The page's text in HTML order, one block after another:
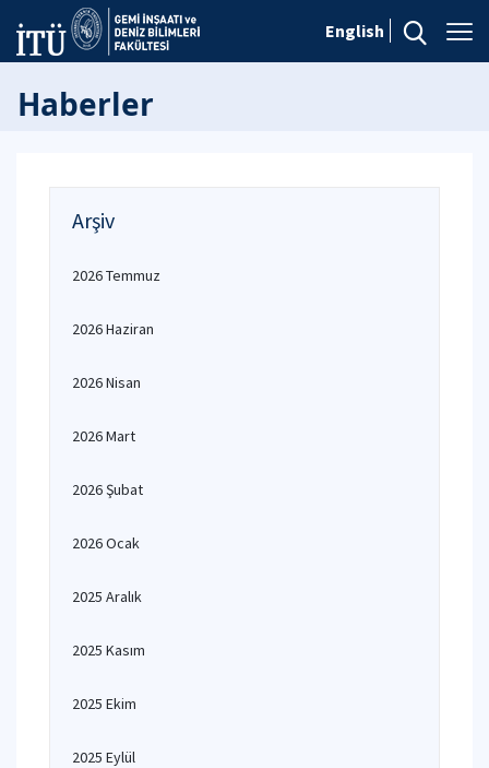
English
Haberler
Arşiv
2026 Temmuz
2026 Haziran
2026 Nisan
2026 Mart
2026 Şubat
2026 Ocak
2025 Aralık
2025 Kasım
2025 Ekim
2025 Eylül